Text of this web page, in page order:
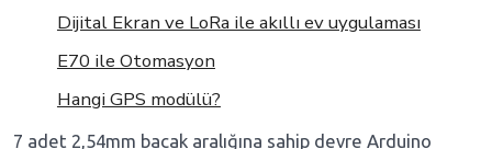
Dijital Ekran ve LoRa ile akıllı ev uygulaması
E70 ile Otomasyon
Hangi GPS modülü?
7 adet 2,54mm bacak aralığına sahip devre Arduino